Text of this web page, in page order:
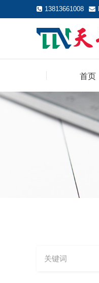
13813661008
首页